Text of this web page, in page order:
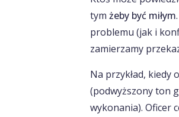
tym żeby być miłym
problemu (jak i
zamierzamy
Na przykład, kiedy
(podwyższony ton
wykonania). Oficer